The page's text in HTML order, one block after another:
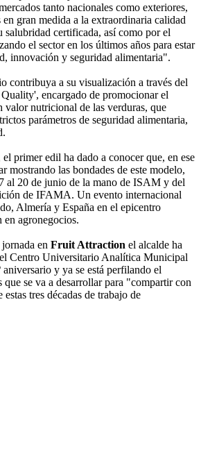
tanto nacionales como exteriores,
en gran medida a la extraordinaria calidad
salubridad certificada, así como por el
el sector en los últimos años para estar
innovación y seguridad alimentaria".
contribuya a su visualización a través del
encargado de promocionar el
valor nutricional de las verduras, que
parámetros de seguridad alimentaria,
primer edil ha dado a conocer que, en ese
mostrando las bondades de este modelo,
al 20 de junio de la mano de ISAM y del
de IFAMA. Un evento internacional
Almería y España en el epicentro
agronegocios.
en Fruit Attraction el alcalde ha
Centro Universitario Analítica Municipal
y ya se está perfilando el
que se va a desarrollar para "compartir con
tres décadas de trabajo de